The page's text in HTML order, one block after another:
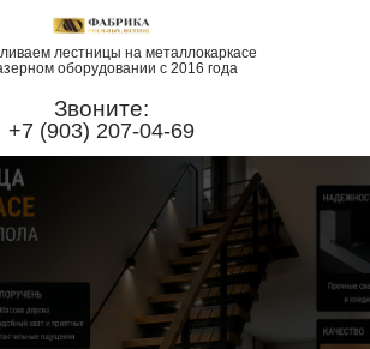
+7 (903) 207-04-69
Звоните:
лестницы на металлокаркасе
оборудовании с 2016 года